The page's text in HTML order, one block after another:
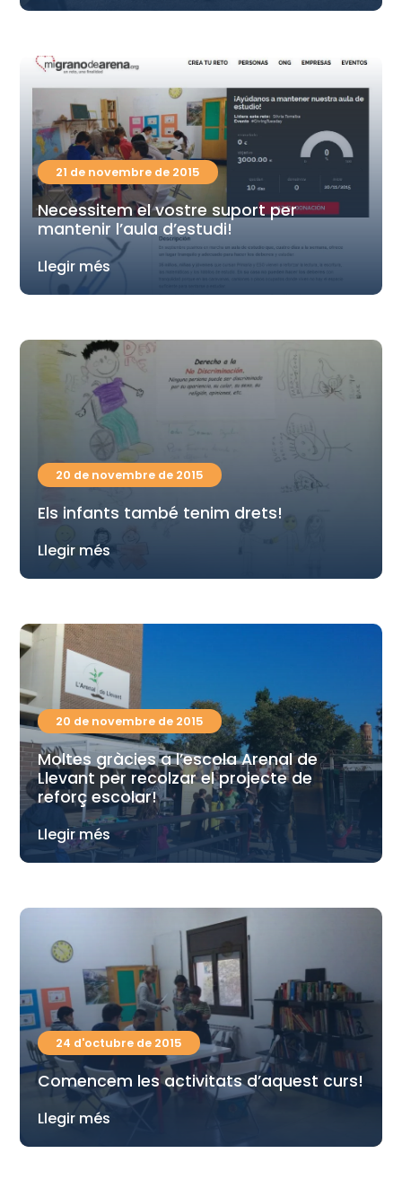
Necessitem el vostre suport per
mantenir l’aula d’estudi!
21 de novembre de 2015
Llegir més
Els infants també tenim drets!
20 de novembre de 2015
Llegir més
Moltes gràcies a l’escola Arenal de
Llevant per recolzar el projecte de
reforç escolar!
20 de novembre de 2015
Llegir més
Comencem les activitats d’aquest curs!
24 d'octubre de 2015
Llegir més